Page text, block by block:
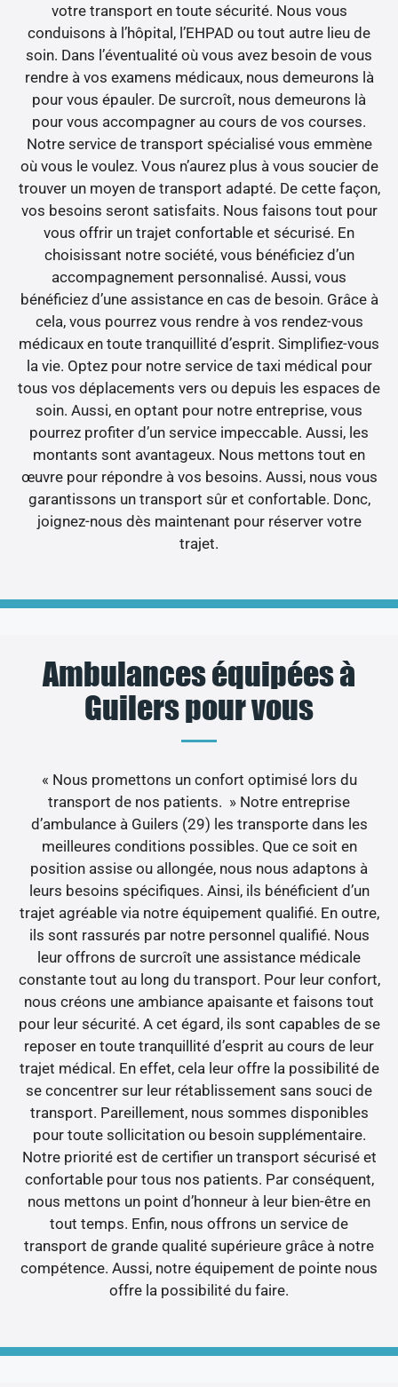
votre transport en toute sécurité. Nous vous
conduisons à l’hôpital, l’EHPAD ou tout autre lieu de
soin. Dans l’éventualité où vous avez besoin de vous
rendre à vos examens médicaux, nous demeurons là
pour vous épauler. De surcroît, nous demeurons là
pour vous accompagner au cours de vos courses.
Notre service de transport spécialisé vous emmène
où vous le voulez. Vous n’aurez plus à vous soucier de
trouver un moyen de transport adapté. De cette façon,
vos besoins seront satisfaits. Nous faisons tout pour
vous offrir un trajet confortable et sécurisé. En
choisissant notre société, vous bénéficiez d’un
accompagnement personnalisé. Aussi, vous
bénéficiez d’une assistance en cas de besoin. Grâce à
cela, vous pourrez vous rendre à vos rendez-vous
médicaux en toute tranquillité d’esprit. Simplifiez-vous
la vie. Optez pour notre service de taxi médical pour
tous vos déplacements vers ou depuis les espaces de
soin. Aussi, en optant pour notre entreprise, vous
pourrez profiter d’un service impeccable. Aussi, les
montants sont avantageux. Nous mettons tout en
œuvre pour répondre à vos besoins. Aussi, nous vous
garantissons un transport sûr et confortable. Donc,
joignez-nous dès maintenant pour réserver votre
trajet.
Ambulances équipées à
Guilers pour vous
« Nous promettons un confort optimisé lors du
transport de nos patients. » Notre entreprise
d’ambulance à Guilers (29) les transporte dans les
meilleures conditions possibles. Que ce soit en
position assise ou allongée, nous nous adaptons à
leurs besoins spécifiques. Ainsi, ils bénéficient d’un
trajet agréable via notre équipement qualifié. En outre,
ils sont rassurés par notre personnel qualifié. Nous
leur offrons de surcroît une assistance médicale
constante tout au long du transport. Pour leur confort,
nous créons une ambiance apaisante et faisons tout
pour leur sécurité. A cet égard, ils sont capables de se
reposer en toute tranquillité d’esprit au cours de leur
trajet médical. En effet, cela leur offre la possibilité de
se concentrer sur leur rétablissement sans souci de
transport. Pareillement, nous sommes disponibles
pour toute sollicitation ou besoin supplémentaire.
Notre priorité est de certifier un transport sécurisé et
confortable pour tous nos patients. Par conséquent,
nous mettons un point d’honneur à leur bien-être en
tout temps. Enfin, nous offrons un service de
transport de grande qualité supérieure grâce à notre
compétence. Aussi, notre équipement de pointe nous
offre la possibilité du faire.